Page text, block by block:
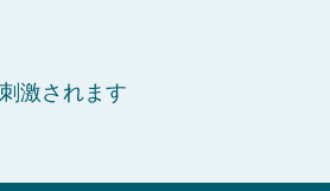
激されます